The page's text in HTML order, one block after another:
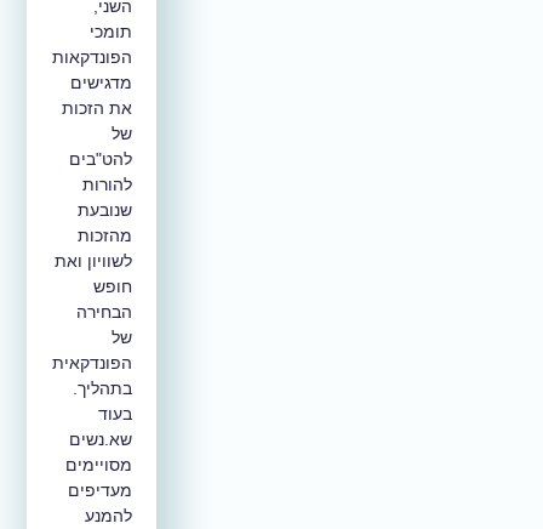
השני,
תומכי
הפונדקאות
מדגישים
את הזכות
של
להט"בים
להורות
שנובעת
מהזכות
לשוויון ואת
חופש
הבחירה
של
הפונדקאית
בתהליך.
בעוד
שא.נשים
מסויימים
מעדיפים
להמנע